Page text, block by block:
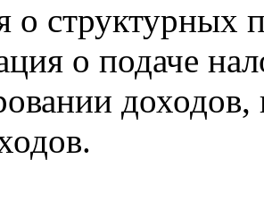
о структурных
о подаче
доходов,